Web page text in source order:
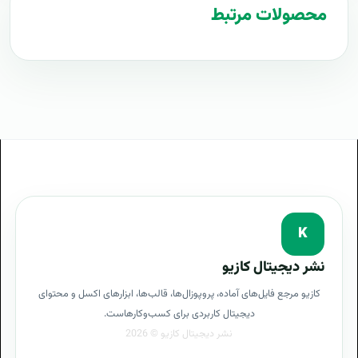
مراحل پیاده سازی رپورتاژ آگهی- مقاله تبلیغاتی
طرح آماده رپورتاژ آگهی- مقاله تبلیغاتی
پروپوزال رپورتاژ آگهی- مقاله تبلیغاتی چیست
هدف از رپورتاژ آگهی- مقاله تبلیغاتی
معایب رپورتاژ آگهی- مقاله تبلیغاتی
سرویس رپورتاژ آگهی- مقاله تبلیغاتی
محصولات مرتبط
K
نشر دیجیتال کازیو
کازیو مرجع فایل‌های آماده، پروپوزال‌ها، قالب‌ها، ابزارهای اکسل و محتوای
دیجیتال کاربردی برای کسب‌وکارهاست.